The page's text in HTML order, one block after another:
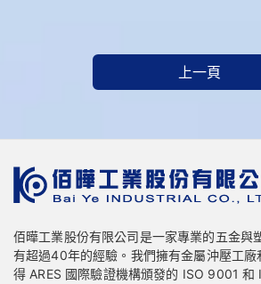
上一頁
佰曄工業股份有限公司是一家專業的五金與
有超過40年的經驗。我們擁有金屬沖壓工
得 ARES 國際驗證機構頒發的 ISO 9001